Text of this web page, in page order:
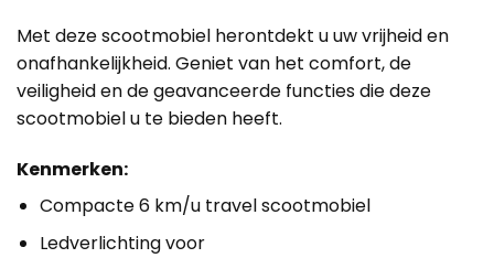
Met deze scootmobiel herontdekt u uw vrijheid en
onafhankelijkheid. Geniet van het comfort, de
veiligheid en de geavanceerde functies die deze
scootmobiel u te bieden heeft.
Kenmerken:
Compacte 6 km/u travel scootmobiel
Ledverlichting voor